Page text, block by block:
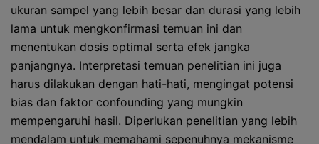
ukuran sampel yang lebih besar dan durasi yang lebih
lama untuk mengkonfirmasi temuan ini dan
menentukan dosis optimal serta efek jangka
panjangnya. Interpretasi temuan penelitian ini juga
harus dilakukan dengan hati-hati, mengingat potensi
bias dan faktor confounding yang mungkin
mempengaruhi hasil. Diperlukan penelitian yang lebih
mendalam untuk memahami sepenuhnya mekanisme